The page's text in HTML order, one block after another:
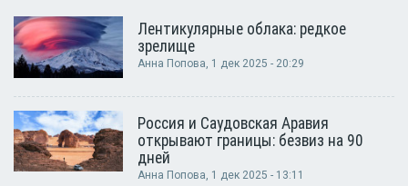
Лентикулярные облака: редкое
зрелище
Анна Попова, 1 дек 2025 - 20:29
Россия и Саудовская Аравия
открывают границы: безвиз на 90
дней
Анна Попова, 1 дек 2025 - 13:11